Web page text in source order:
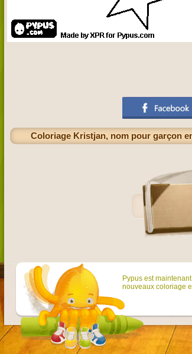
Coloriage Kristjan, nom pour garçon
Pypus est
nouveaux coloriage